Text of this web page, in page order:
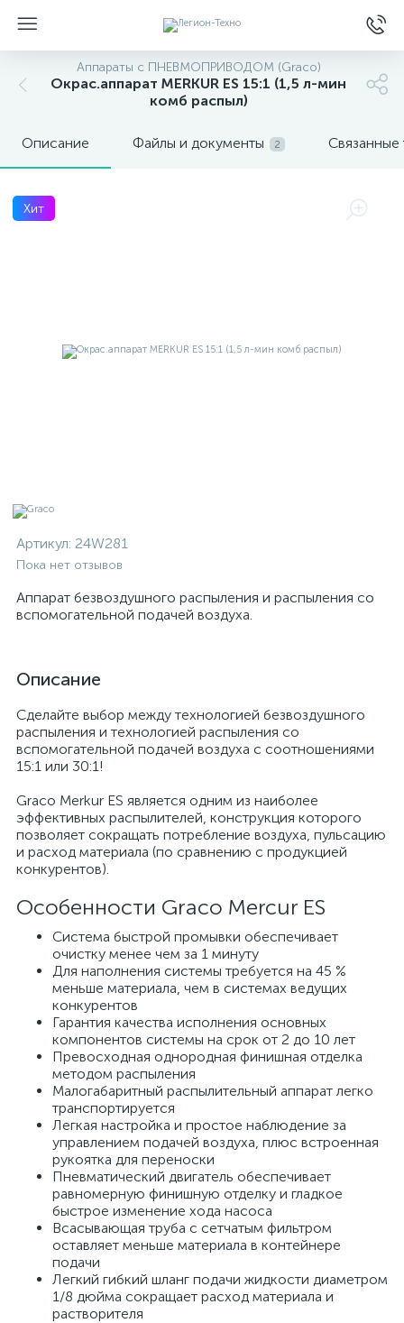
Аппараты с ПНЕВМОПРИВОДОМ (Graco)
Окрас.аппарат MERKUR ES 15:1 (1,5 л-мин
комб распыл)
Описание Файлы и документы 2 Связанные
Хит
Артикул: 24W281
Пока нет отзывов
Аппарат безвоздушного распыления и распыления со
вспомогательной подачей воздуха.
Описание
Сделайте выбор между технологией безвоздушного
распыления и технологией распыления со
вспомогательной подачей воздуха с соотношениями
15:1 или 30:1!
Graco Merkur ES является одним из наиболее
эффективных распылителей, конструкция которого
позволяет сокращать потребление воздуха, пульсацию
и расход материала (по сравнению с продукцией
конкурентов).
Особенности Graco Mercur ES
Система быстрой промывки обеспечивает
очистку менее чем за 1 минуту
Для наполнения системы требуется на 45 %
меньше материала, чем в системах ведущих
конкурентов
Гарантия качества исполнения основных
компонентов системы на срок от 2 до 10 лет
Превосходная однородная финишная отделка
методом распыления
Малогабаритный распылительный аппарат легко
транспортируется
Легкая настройка и простое наблюдение за
управлением подачей воздуха, плюс встроенная
рукоятка для переноски
Пневматический двигатель обеспечивает
равномерную финишную отделку и гладкое
быстрое изменение хода насоса
Всасывающая труба с сетчатым фильтром
оставляет меньше материала в контейнере
подачи
Легкий гибкий шланг подачи жидкости диаметром
1/8 дюйма сокращает расход материала и
растворителя